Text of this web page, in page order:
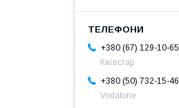
+380 (67) 129-10-65
Київстар
+380 (50) 732-15-46
Vodafone